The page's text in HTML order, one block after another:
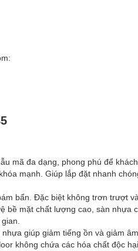
mã đa dạng, phong phú để
mạnh. Giúp lắp đặt nhanh
bẩn. Đặc biệt không trơn trượt
bề mặt chất lượng cao, sàn nhựa
giúp giảm tiếng ồn và giảm âm
không chứa các hóa chất độc